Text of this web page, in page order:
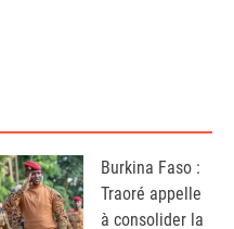
Burkina Faso :
Traoré appelle
à consolider la